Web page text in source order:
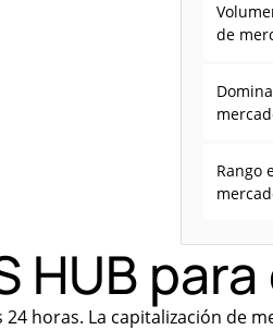
de
Rango
HUB
horas. La capitalización de